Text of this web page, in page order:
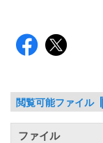
閲覧可能ファイル
ファイル